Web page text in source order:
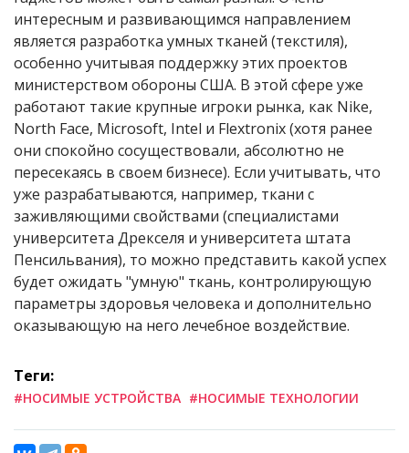
интересным и развивающимся направлением
является разработка умных тканей (текстиля),
особенно учитывая поддержку этих проектов
министерством обороны США. В этой сфере уже
работают такие крупные игроки рынка, как Nike,
North Face, Microsoft, Intel и Flextronix (хотя ранее
они спокойно сосуществовали, абсолютно не
пересекаясь в своем бизнесе). Если учитывать, что
уже разрабатываются, например, ткани с
заживляющими свойствами (специалистами
университета Дрекселя и университета штата
Пенсильвания), то можно представить какой успех
будет ожидать "умную" ткань, контролирующую
параметры здоровья человека и дополнительно
оказывающую на него лечебное воздействие.
Теги:
#НОСИМЫЕ УСТРОЙСТВА #НОСИМЫЕ ТЕХНОЛОГИИ